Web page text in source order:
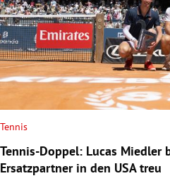
Tennis
Tennis-Doppel: Lucas Miedler
Ersatzpartner in den USA treu